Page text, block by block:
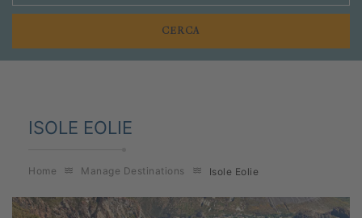
ISOLE EOLIE
Home Manage Destinations Isole Eolie